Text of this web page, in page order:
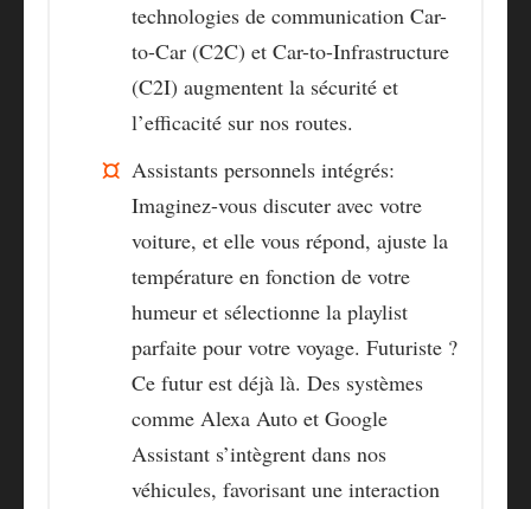
technologies de communication Car-
to-Car (C2C) et Car-to-Infrastructure
(C2I) augmentent la sécurité et
l’efficacité sur nos routes.
Assistants personnels intégrés:
Imaginez-vous discuter avec votre
voiture, et elle vous répond, ajuste la
température en fonction de votre
humeur et sélectionne la playlist
parfaite pour votre voyage. Futuriste ?
Ce futur est déjà là. Des systèmes
comme Alexa Auto et Google
Assistant s’intègrent dans nos
véhicules, favorisant une interaction